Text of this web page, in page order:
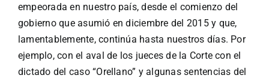
empeorada en nuestro país, desde el comienzo del
gobierno que asumió en diciembre del 2015 y que,
lamentablemente, continúa hasta nuestros días. Por
ejemplo, con el aval de los jueces de la Corte con el
dictado del caso “Orellano” y algunas sentencias del